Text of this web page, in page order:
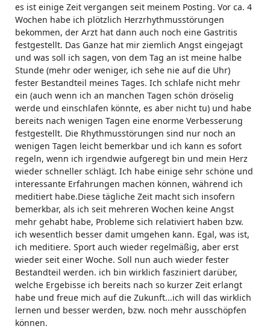
es ist einige Zeit vergangen seit meinem Posting. Vor ca. 4
Wochen habe ich plötzlich Herzrhythmusstörungen
bekommen, der Arzt hat dann auch noch eine Gastritis
festgestellt. Das Ganze hat mir ziemlich Angst eingejagt
und was soll ich sagen, von dem Tag an ist meine halbe
Stunde (mehr oder weniger, ich sehe nie auf die Uhr)
fester Bestandteil meines Tages. Ich schlafe nicht mehr
ein (auch wenn ich an manchen Tagen schön dröselig
werde und einschlafen könnte, es aber nicht tu) und habe
bereits nach wenigen Tagen eine enorme Verbesserung
festgestellt. Die Rhythmusstörungen sind nur noch an
wenigen Tagen leicht bemerkbar und ich kann es sofort
regeln, wenn ich irgendwie aufgeregt bin und mein Herz
wieder schneller schlägt. Ich habe einige sehr schöne und
interessante Erfahrungen machen können, während ich
meditiert habe.Diese tägliche Zeit macht sich insofern
bemerkbar, als ich seit mehreren Wochen keine Angst
mehr gehabt habe, Probleme sich relativiert haben bzw.
ich wesentlich besser damit umgehen kann. Egal, was ist,
ich meditiere. Sport auch wieder regelmäßig, aber erst
wieder seit einer Woche. Soll nun auch wieder fester
Bestandteil werden. ich bin wirklich fasziniert darüber,
welche Ergebisse ich bereits nach so kurzer Zeit erlangt
habe und freue mich auf die Zukunft...ich will das wirklich
lernen und besser werden, bzw. noch mehr ausschöpfen
können.